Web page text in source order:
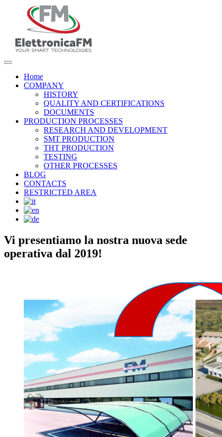
Home
COMPANY
HISTORY
QUALITY AND CERTIFICATIONS
DOCUMENTS
PRODUCTION PROCESSES
RESEARCH AND DEVELOPMENT
SMT PRODUCTION
THT PRODUCTION
TESTING
OTHER PROCESSES
BLOG
CONTACTS
RESTRICTED AREA
Vi presentiamo la nostra nuova sede
operativa dal 2019!